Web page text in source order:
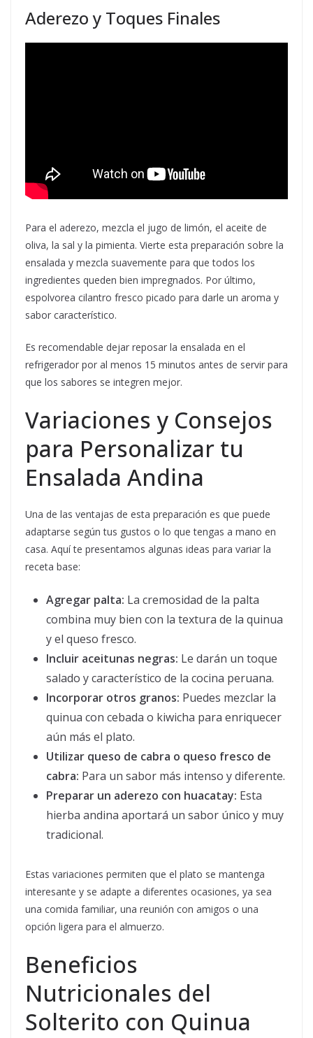
Aderezo y Toques Finales
Para el aderezo, mezcla el jugo de limón, el aceite de
oliva, la sal y la pimienta. Vierte esta preparación sobre la
ensalada y mezcla suavemente para que todos los
ingredientes queden bien impregnados. Por último,
espolvorea cilantro fresco picado para darle un aroma y
sabor característico.
Es recomendable dejar reposar la ensalada en el
refrigerador por al menos 15 minutos antes de servir para
que los sabores se integren mejor.
Variaciones y Consejos
para Personalizar tu
Ensalada Andina
Una de las ventajas de esta preparación es que puede
adaptarse según tus gustos o lo que tengas a mano en
casa. Aquí te presentamos algunas ideas para variar la
receta base:
Agregar palta: La cremosidad de la palta
combina muy bien con la textura de la quinua
y el queso fresco.
Incluir aceitunas negras: Le darán un toque
salado y característico de la cocina peruana.
Incorporar otros granos: Puedes mezclar la
quinua con cebada o kiwicha para enriquecer
aún más el plato.
Utilizar queso de cabra o queso fresco de
cabra: Para un sabor más intenso y diferente.
Preparar un aderezo con huacatay: Esta
hierba andina aportará un sabor único y muy
tradicional.
Estas variaciones permiten que el plato se mantenga
interesante y se adapte a diferentes ocasiones, ya sea
una comida familiar, una reunión con amigos o una
opción ligera para el almuerzo.
Beneficios
Nutricionales del
Solterito con Quinua